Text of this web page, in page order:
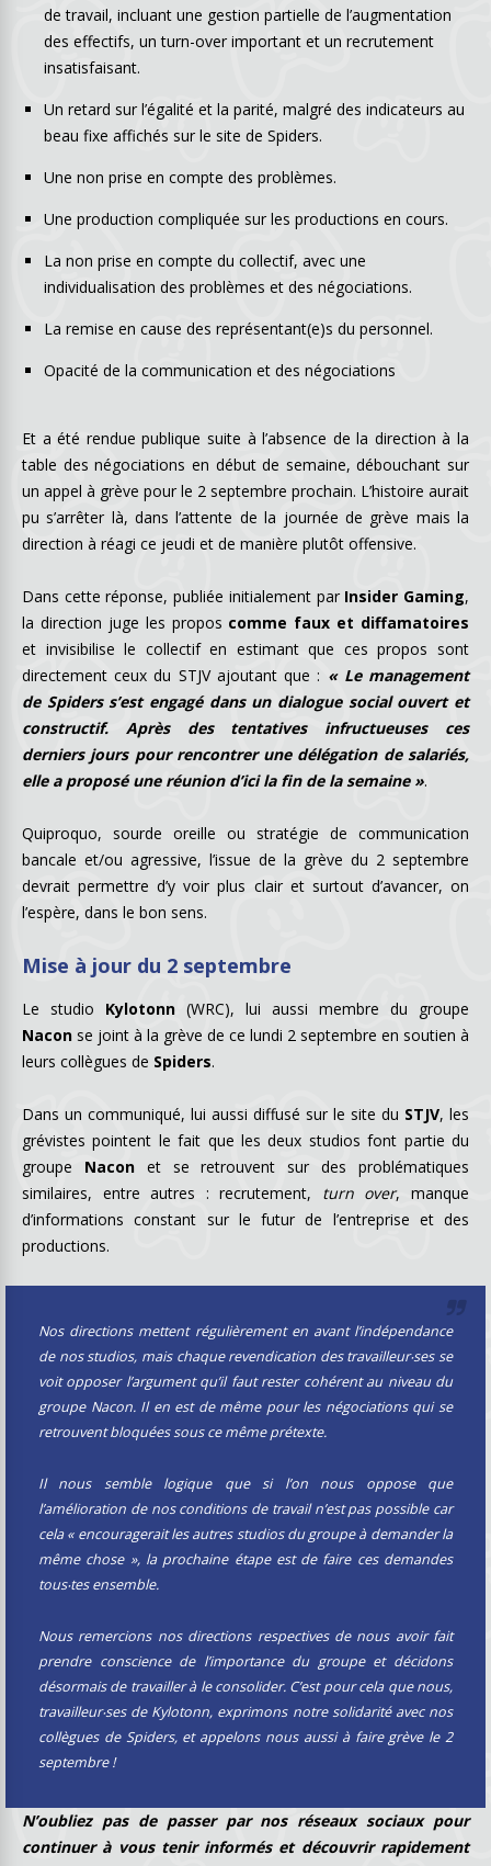
de travail, incluant une gestion partielle de l’augmentation
des effectifs, un turn-over important et un recrutement
insatisfaisant.
Un retard sur l’égalité et la parité, malgré des indicateurs au
beau fixe affichés sur le site de Spiders.
Une non prise en compte des problèmes.
Une production compliquée sur les productions en cours.
La non prise en compte du collectif, avec une
individualisation des problèmes et des négociations.
La remise en cause des représentant(e)s du personnel.
Opacité de la communication et des négociations
Et a été rendue publique suite à l’absence de la direction à la
table des négociations en début de semaine, débouchant sur
un appel à grève pour le 2 septembre prochain. L’histoire aurait
pu s’arrêter là, dans l’attente de la journée de grève mais la
direction à réagi ce jeudi et de manière plutôt offensive.
Dans cette réponse, publiée initialement par Insider Gaming,
la direction juge les propos comme faux et diffamatoires
et invisibilise le collectif en estimant que ces propos sont
directement ceux du STJV ajoutant que : « Le management
de Spiders s’est engagé dans un dialogue social ouvert et
constructif. Après des tentatives infructueuses ces
derniers jours pour rencontrer une délégation de salariés,
elle a proposé une réunion d’ici la fin de la semaine ».
Quiproquo, sourde oreille ou stratégie de communication
bancale et/ou agressive, l’issue de la grève du 2 septembre
devrait permettre d’y voir plus clair et surtout d’avancer, on
l’espère, dans le bon sens.
Mise à jour du 2 septembre
Le studio Kylotonn (WRC), lui aussi membre du groupe
Nacon se joint à la grève de ce lundi 2 septembre en soutien à
leurs collègues de Spiders.
Dans un communiqué, lui aussi diffusé sur le site du STJV, les
grévistes pointent le fait que les deux studios font partie du
groupe Naconet se retrouvent sur des problématiques
similaires, entre autres : recrutement, turn over, manque
d’informations constant sur le futur de l’entreprise et des
productions.
Nos directions mettent régulièrement en avant l’indépendance
de nos studios, mais chaque revendication des travailleur‧ses se
voit opposer l’argument qu’il faut rester cohérent au niveau du
groupe Nacon. Il en est de même pour les négociations qui se
retrouvent bloquées sous ce même prétexte.
Il nous semble logique que si l’on nous oppose que
l’amélioration de nos conditions de travail n’est pas possible car
cela « encouragerait les autres studios du groupe à demander la
même chose », la prochaine étape est de faire ces demandes
tous‧tes ensemble.
Nous remercions nos directions respectives de nous avoir fait
prendre conscience de l’importance du groupe et décidons
désormais de travailler à le consolider. C’est pour cela que nous,
travailleur‧ses de Kylotonn, exprimons notre solidarité avec nos
collègues de Spiders, et appelons nous aussi à faire grève le 2
septembre !
N’oubliez pas de passer par nos réseaux sociaux pour
continuer à vous tenir informés et découvrir rapidement